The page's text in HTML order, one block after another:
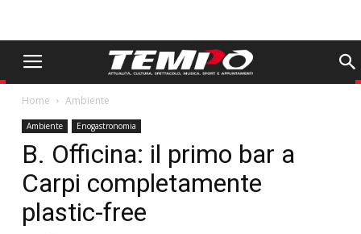
Home Ambiente
Ambiente Enogastronomia
B. Officina: il primo bar a
Carpi completamente
plastic-free